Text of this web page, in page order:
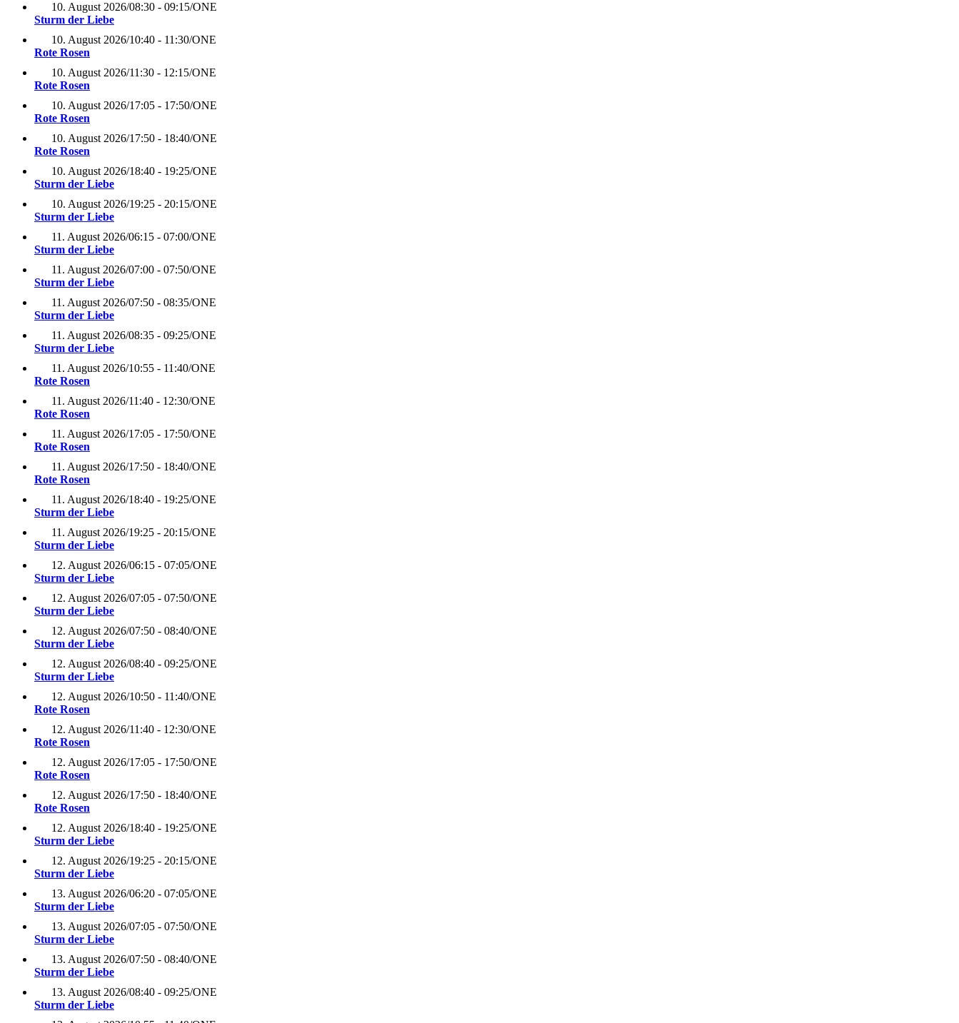
10. August 2026/08:30 - 09:15/ONE
Sturm der Liebe
10. August 2026/10:40 - 11:30/ONE
Rote Rosen
10. August 2026/11:30 - 12:15/ONE
Rote Rosen
10. August 2026/17:05 - 17:50/ONE
Rote Rosen
10. August 2026/17:50 - 18:40/ONE
Rote Rosen
10. August 2026/18:40 - 19:25/ONE
Sturm der Liebe
10. August 2026/19:25 - 20:15/ONE
Sturm der Liebe
11. August 2026/06:15 - 07:00/ONE
Sturm der Liebe
11. August 2026/07:00 - 07:50/ONE
Sturm der Liebe
11. August 2026/07:50 - 08:35/ONE
Sturm der Liebe
11. August 2026/08:35 - 09:25/ONE
Sturm der Liebe
11. August 2026/10:55 - 11:40/ONE
Rote Rosen
11. August 2026/11:40 - 12:30/ONE
Rote Rosen
11. August 2026/17:05 - 17:50/ONE
Rote Rosen
11. August 2026/17:50 - 18:40/ONE
Rote Rosen
11. August 2026/18:40 - 19:25/ONE
Sturm der Liebe
11. August 2026/19:25 - 20:15/ONE
Sturm der Liebe
12. August 2026/06:15 - 07:05/ONE
Sturm der Liebe
12. August 2026/07:05 - 07:50/ONE
Sturm der Liebe
12. August 2026/07:50 - 08:40/ONE
Sturm der Liebe
12. August 2026/08:40 - 09:25/ONE
Sturm der Liebe
12. August 2026/10:50 - 11:40/ONE
Rote Rosen
12. August 2026/11:40 - 12:30/ONE
Rote Rosen
12. August 2026/17:05 - 17:50/ONE
Rote Rosen
12. August 2026/17:50 - 18:40/ONE
Rote Rosen
12. August 2026/18:40 - 19:25/ONE
Sturm der Liebe
12. August 2026/19:25 - 20:15/ONE
Sturm der Liebe
13. August 2026/06:20 - 07:05/ONE
Sturm der Liebe
13. August 2026/07:05 - 07:50/ONE
Sturm der Liebe
13. August 2026/07:50 - 08:40/ONE
Sturm der Liebe
13. August 2026/08:40 - 09:25/ONE
Sturm der Liebe